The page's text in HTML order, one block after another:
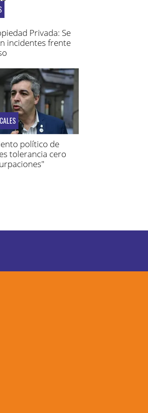
Privada: Se
incidentes frente
político de
tolerancia cero